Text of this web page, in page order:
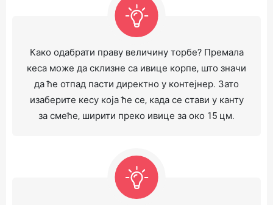
Како одабрати праву величину торбе? Премала
кеса може да склизне са ивице корпе, што значи
да ће отпад пасти директно у контејнер. Зато
изаберите кесу која ће се, када се стави у канту
за смеће, ширити преко ивице за око 15 цм.